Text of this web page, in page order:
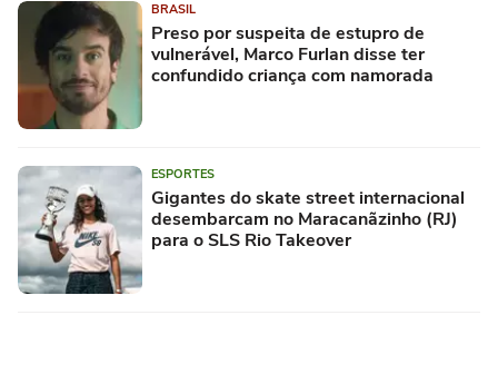
BRASIL
Preso por suspeita de estupro de
vulnerável, Marco Furlan disse ter
confundido criança com namorada
ESPORTES
Gigantes do skate street internacional
desembarcam no Maracanãzinho (RJ)
para o SLS Rio Takeover